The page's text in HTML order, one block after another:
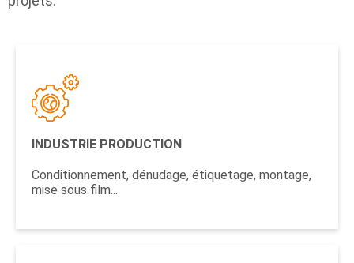
INDUSTRIE PRODUCTION
Conditionnement, dénudage, étiquetage, montage,
mise sous film...